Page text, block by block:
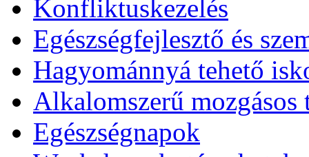
Konfliktuskezelés
Egészségfejlesztő és
Hagyománnyá tehető
Alkalomszerű mozgásos
Egészségnapok